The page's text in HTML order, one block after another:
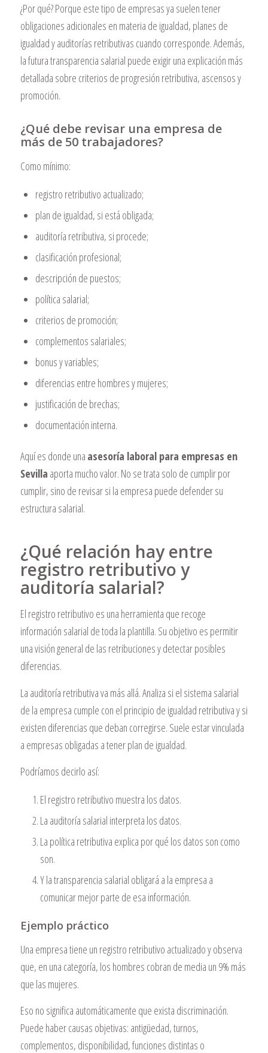
¿Por qué? Porque este tipo de empresas ya suelen tener
obligaciones adicionales en materia de igualdad, planes de
igualdad y auditorías retributivas cuando corresponde. Además,
la futura transparencia salarial puede exigir una explicación más
detallada sobre criterios de progresión retributiva, ascensos y
promoción.
¿Qué debe revisar una empresa de
más de 50 trabajadores?
Como mínimo:
registro retributivo actualizado;
plan de igualdad, si está obligada;
auditoría retributiva, si procede;
clasificación profesional;
descripción de puestos;
política salarial;
criterios de promoción;
complementos salariales;
bonus y variables;
diferencias entre hombres y mujeres;
justificación de brechas;
documentación interna.
Aquí es donde una asesoría laboral para empresas en
Sevilla aporta mucho valor. No se trata solo de cumplir por
cumplir, sino de revisar si la empresa puede defender su
estructura salarial.
¿Qué relación hay entre
registro retributivo y
auditoría salarial?
El registro retributivo es una herramienta que recoge
información salarial de toda la plantilla. Su objetivo es permitir
una visión general de las retribuciones y detectar posibles
diferencias.
La auditoría retributiva va más allá. Analiza si el sistema salarial
de la empresa cumple con el principio de igualdad retributiva y si
existen diferencias que deban corregirse. Suele estar vinculada
a empresas obligadas a tener plan de igualdad.
Podríamos decirlo así:
El registro retributivo muestra los datos.
La auditoría salarial interpreta los datos.
La política retributiva explica por qué los datos son como
son.
Y la transparencia salarial obligará a la empresa a
comunicar mejor parte de esa información.
Ejemplo práctico
Una empresa tiene un registro retributivo actualizado y observa
que, en una categoría, los hombres cobran de media un 9% más
que las mujeres.
Eso no significa automáticamente que exista discriminación.
Puede haber causas objetivas: antigüedad, turnos,
complementos, disponibilidad, funciones distintas o